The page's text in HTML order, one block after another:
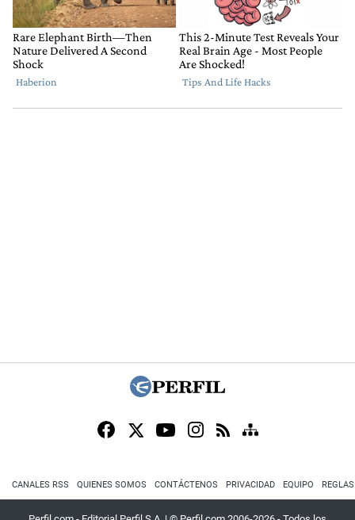
CANALES RSS QUIENES SOMOS CONTÁCTENOS PRIVACIDAD EQUIPO